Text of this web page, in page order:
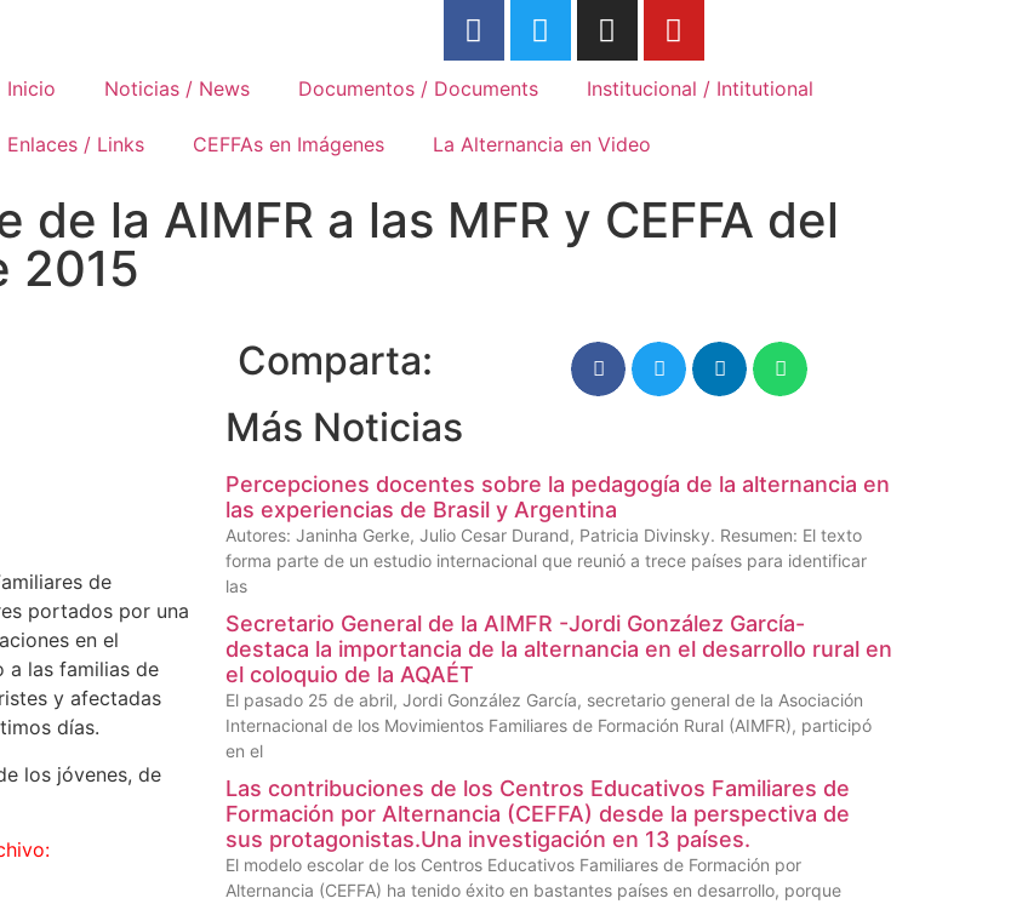
Mouvements Familiaux de
Formation Rurale
Inicio
Noticias / News Documentos / Documents Institucional / Intitutional
Enlaces / Links CEFFAs en Imágenes La Alternancia en Video
la AIMFR a las MFR y CEFFA del
2015
de
portados por una
en el
a las familias de
y afectadas
días.
los jóvenes, de
Comparta:
Más Noticias
Percepciones docentes sobre la pedagogía de la alternancia en
las experiencias de Brasil y Argentina
Autores: Janinha Gerke, Julio Cesar Durand, Patricia Divinsky. Resumen: El texto
forma parte de un estudio internacional que reunió a trece países para identificar
las
Secretario General de la AIMFR -Jordi González García-
destaca la importancia de la alternancia en el desarrollo rural en
el coloquio de la AQAÉT
El pasado 25 de abril, Jordi González García, secretario general de la Asociación
Internacional de los Movimientos Familiares de Formación Rural (AIMFR), participó
en el
Las contribuciones de los Centros Educativos Familiares de
Formación por Alternancia (CEFFA) desde la perspectiva de
sus protagonistas.Una investigación en 13 países.
El modelo escolar de los Centros Educativos Familiares de Formación por
Alternancia (CEFFA) ha tenido éxito en bastantes países en desarrollo, porque